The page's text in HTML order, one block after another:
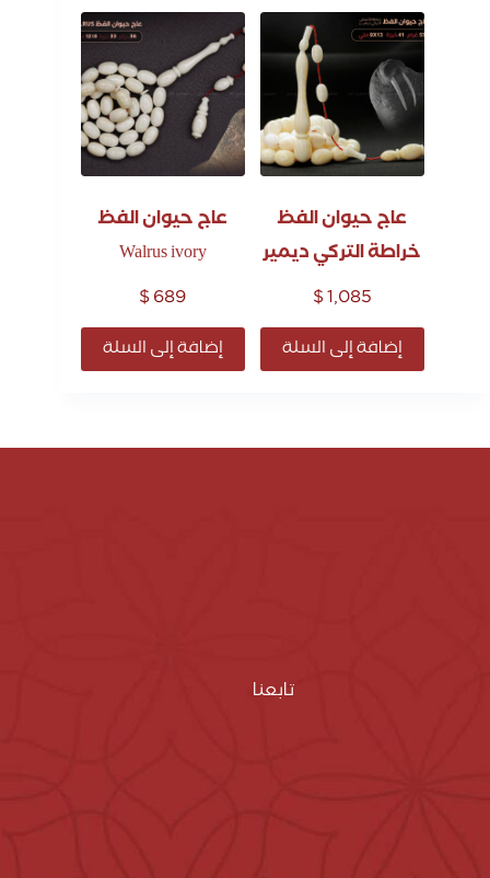
عاج حيوان الفظ
خراطة التركي ديمير
$1,085
إضافة إلى السلة
عاج حيوان الفظ
Walrus ivory
$689
إضافة إلى السلة
تابعنا